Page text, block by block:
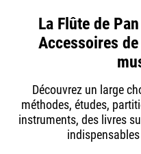
La Flûte de
Accessoires
Découvrez un large
méthodes, études,
instruments, des livres